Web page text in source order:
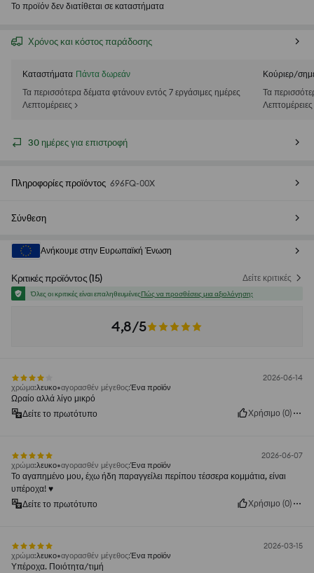
Το προϊόν δεν διατίθεται σε καταστήματα
Χρόνος και κόστος παράδοσης
Καταστήματα Πάντα δωρεάν
Τα περισσότερα δέματα φτάνουν εντός 7 εργάσιμες ημέρες
Λεπτομέρειες >
Κούριερ/
Τα
Λεπτομέρειες
30 ημέρες για επιστροφή
Πληροφορίες προϊόντος 696FQ-00X
Σύνθεση
Ανήκουμε στην Ευρωπαϊκή Ένωση
Κριτικές προϊόντος(15) Δείτε κριτικές
Όλες οι κριτικές είναι επαληθευμένεςΠώς να προσθέσεις μια αξιολόγηση;
4,8/5
2026-06-14
χρώμα:λευκο αγορασθέν μέγεθος:Ένα προϊόν
Ωραίο αλλά λίγο μικρό
Δείτε το πρωτότυπο
Χρήσιμο (0)
2026-06-07
χρώμα:λευκο αγορασθέν μέγεθος:Ένα προϊόν
Το αγαπημένο μου, έχω ήδη παραγγείλει περίπου τέσσερα κομμάτια, είναι
υπέροχα! ♥️
Δείτε το πρωτότυπο
Χρήσιμο (0)
2026-03-15
χρώμα:λευκο αγορασθέν μέγεθος:Ένα προϊόν
Υπέροχα. Ποιότητα/τιμή